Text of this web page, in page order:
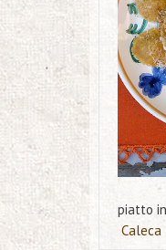
piatto
Caleca